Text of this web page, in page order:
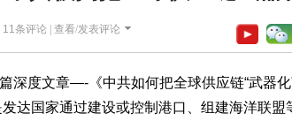
11条评论 | 查看/发表评论
度文章—-《中共如何把全球供应链“武器化
达国家通过建设或控制港口、组建海洋联盟